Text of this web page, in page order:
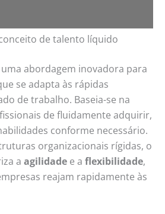
de talento líquido
uma abordagem inovadora para
se adapta às rápidas
de trabalho. Baseia-se na
de fluidamente adquirir,
conforme necessário.
organizacionais rígidas, o
a agilidade e a flexibilidade,
reajam rapidamente às